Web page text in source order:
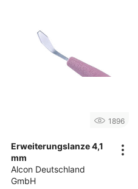
1896
Erweiterungslanze 4,1
mm
Alcon Deutschland
GmbH